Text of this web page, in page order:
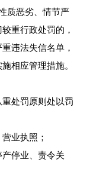
质恶劣、情节严
重行政处罚的，
违法失信名单，
相应管理措施。
处罚原则处以罚
业执照；
停业、责令关